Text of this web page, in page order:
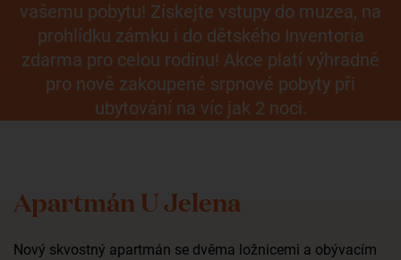
vašemu pobytu! Získejte vstupy do muzea, na
prohlídku zámku i do dětského Inventoria
zdarma pro celou rodinu! Akce platí výhradně
pro nově zakoupené srpnové pobyty při
ubytování na víc jak 2 noci.
Apartmán U Jelena
Nový skvostný apartmán se dvěma ložnicemi a obývacím